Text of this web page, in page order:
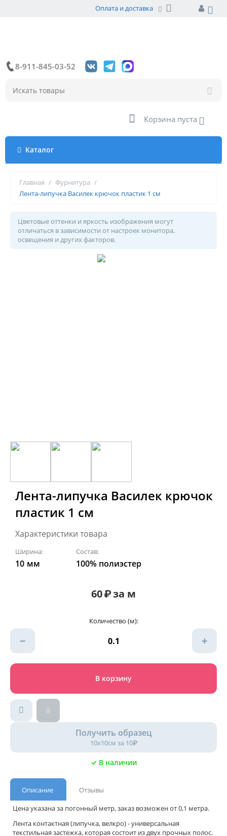
Оплата и доставка
8-911-845-03-52
Корзина пуста
Каталог
Главная / Фурнитура /
Лента-липучка Василек крючок пластик 1 см
Цветовые оттенки и яркость изображения могут
отличаться в зависимости от настроек монитора,
освещения и других факторов.
Лента-липучка Василек крючок
пластик 1 см
Характеристики товара
Ширина:
10 мм
Состав:
100% полиэстер
60₽за м
Количество (м):
− +
В корзину
Получить образец
10х10см за 10₽
✓ В наличии
Описание
Отзывы
Цена указана за погонный метр, заказ возможен от 0,1 метра.
Лента контактная (липучка, велкро) - универсальная
текстильная застежка, которая состоит из двух прочных полос.